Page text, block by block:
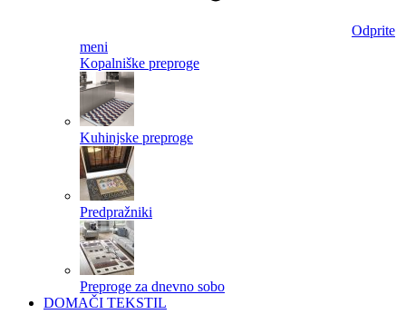
Odprite
meni
Kopalniške preproge
Kuhinjske preproge
Predpražniki
Preproge za dnevno sobo
DOMAČI TEKSTIL